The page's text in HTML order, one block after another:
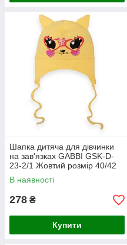
Шапка дитяча для дівчинки
на зав'язках GABBI GSK-D-
23-2/1 Жовтий розмір 40/42
(13540)
В наявності
278 ₴
Купити